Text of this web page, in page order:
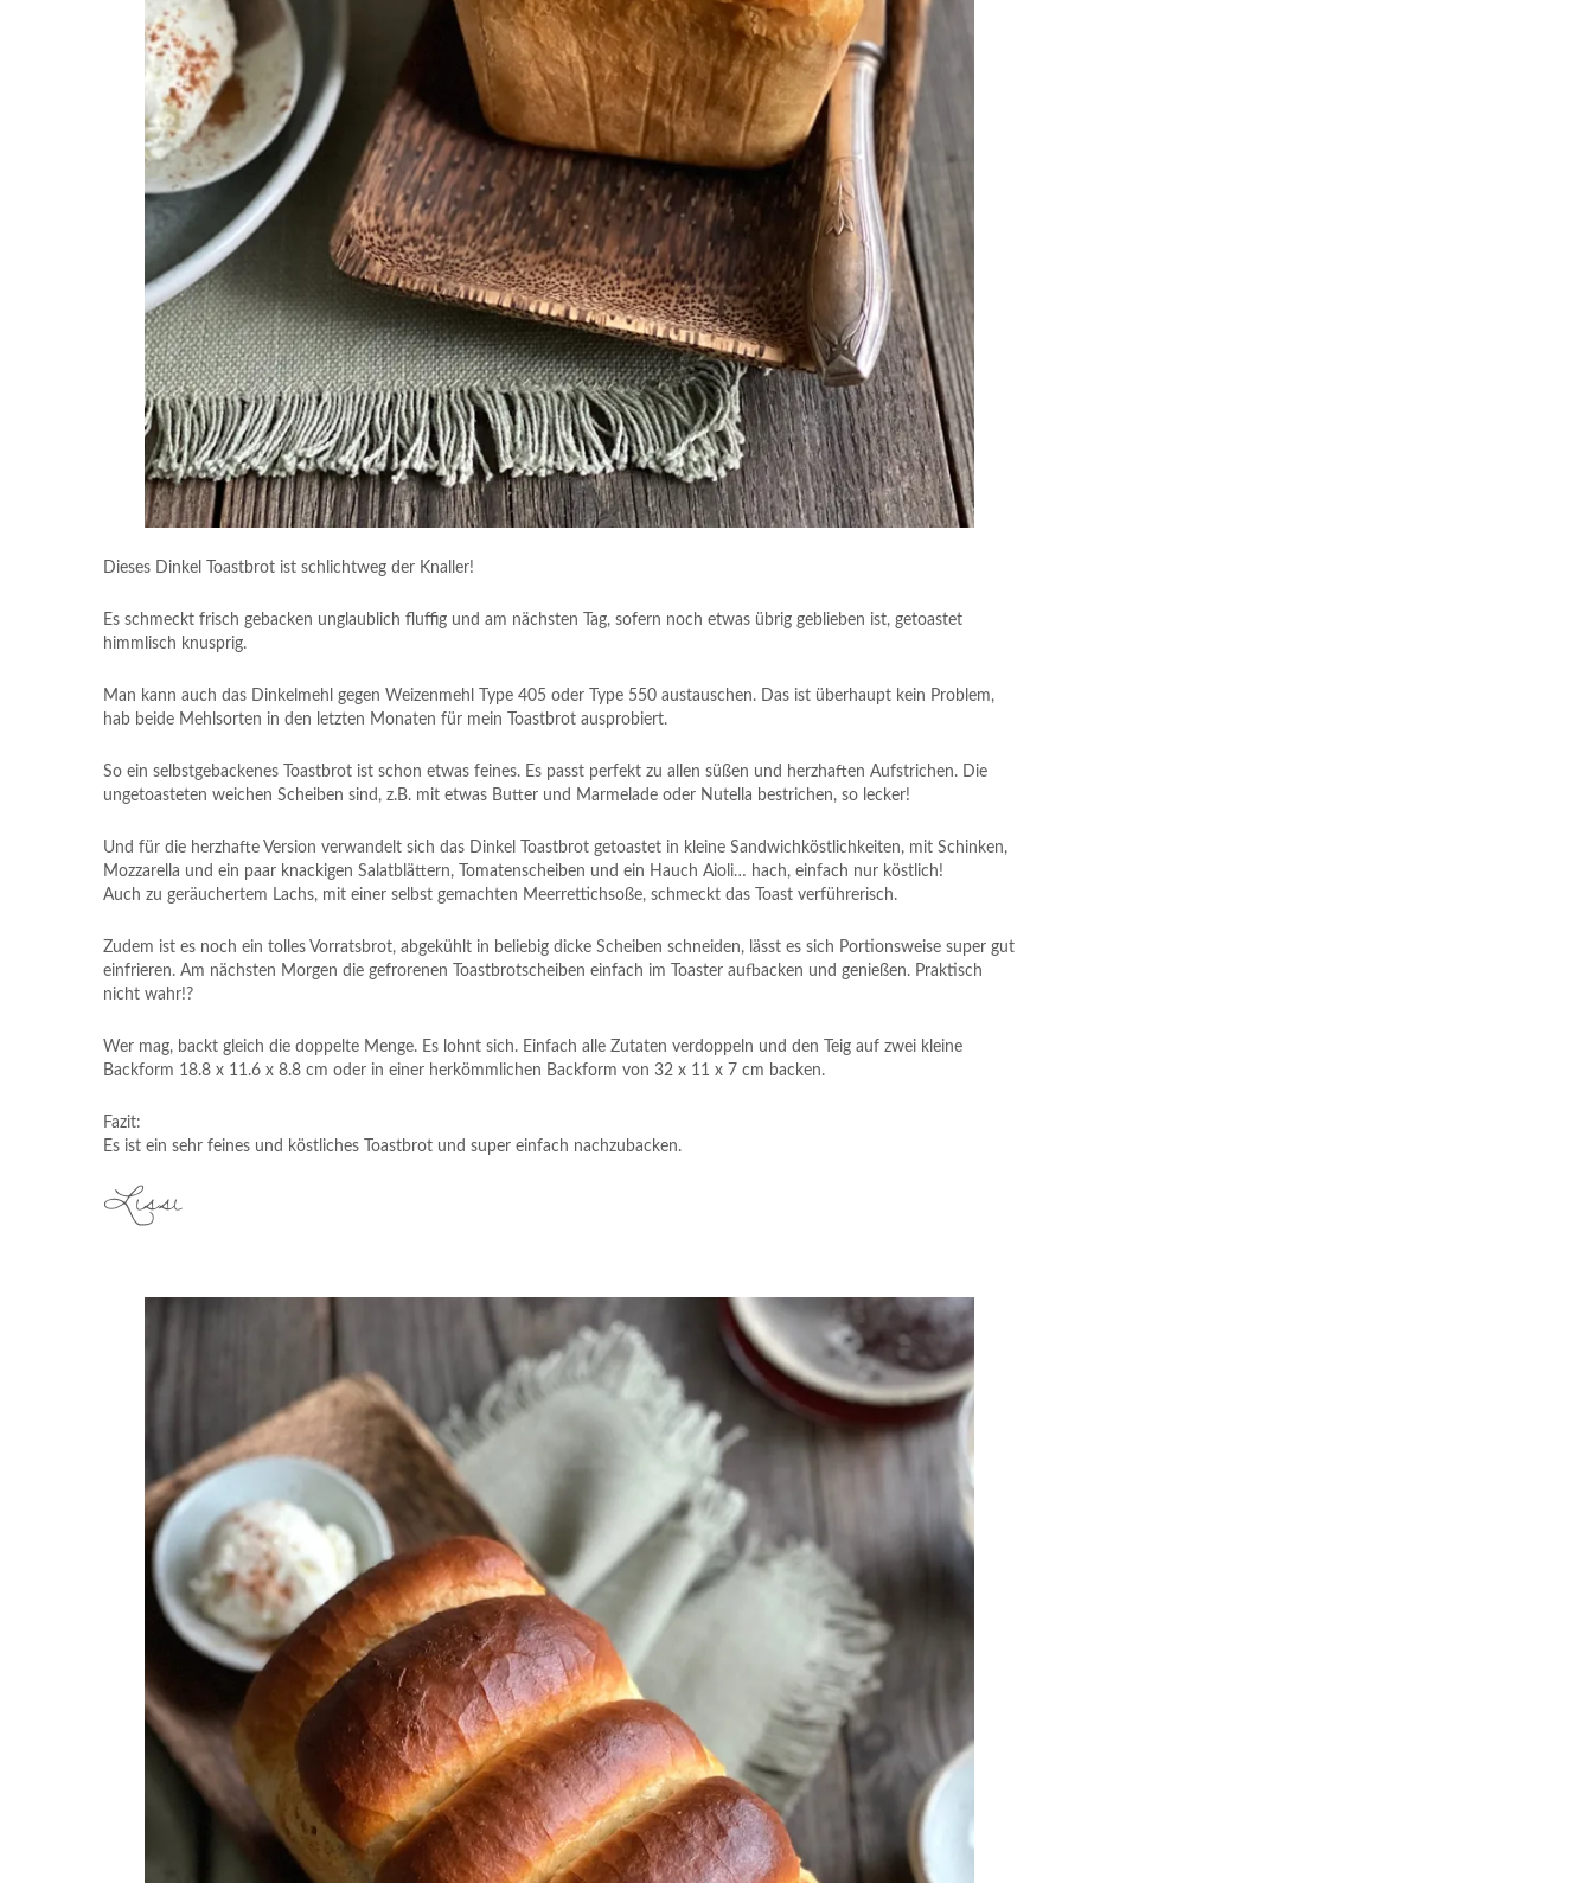
Dieses Dinkel Toastbrot ist schlichtweg der Knaller!
Es schmeckt frisch gebacken unglaublich fluffig und am nächsten Tag, sofern noch etwas übrig geblieben ist, getoastet
himmlisch knusprig.
Man kann auch das Dinkelmehl gegen Weizenmehl Type 405 oder Type 550 austauschen. Das ist überhaupt kein Problem,
hab beide Mehlsorten in den letzten Monaten für mein Toastbrot ausprobiert.
So ein selbstgebackenes Toastbrot ist schon etwas feines. Es passt perfekt zu allen süßen und herzhaften Aufstrichen. Die
ungetoasteten weichen Scheiben sind, z.B. mit etwas Butter und Marmelade oder Nutella bestrichen, so lecker!
Und für die herzhafte Version verwandelt sich das Dinkel Toastbrot getoastet in kleine Sandwichköstlichkeiten, mit Schinken,
Mozzarella und ein paar knackigen Salatblättern, Tomatenscheiben und ein Hauch Aioli… hach, einfach nur köstlich!
Auch zu geräuchertem Lachs, mit einer selbst gemachten Meerrettichsoße, schmeckt das Toast verführerisch.
Zudem ist es noch ein tolles Vorratsbrot, abgekühlt in beliebig dicke Scheiben schneiden, lässt es sich Portionsweise super gut
einfrieren. Am nächsten Morgen die gefrorenen Toastbrotscheiben einfach im Toaster aufbacken und genießen. Praktisch
nicht wahr!?
Wer mag, backt gleich die doppelte Menge. Es lohnt sich. Einfach alle Zutaten verdoppeln und den Teig auf zwei kleine
Backform 18.8 x 11.6 x 8.8 cm oder in einer herkömmlichen Backform von 32 x 11 x 7 cm backen.
Fazit:
Es ist ein sehr feines und köstliches Toastbrot und super einfach nachzubacken.
Lissi